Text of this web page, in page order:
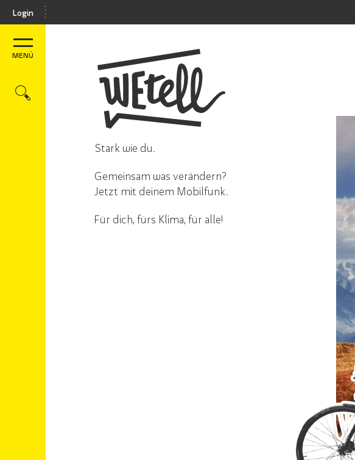
Login
MENÜ
Stark wie du.
Gemeinsam was verändern?
Jetzt mit deinem Mobilfunk.
Für dich, fürs Klima, für alle!